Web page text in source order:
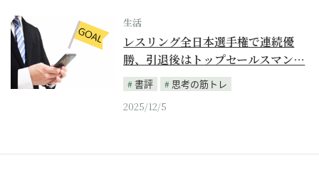
生活
レスリング全日本選手権で連続優
勝、引退後はトップセールスマン…
書評
思考の筋トレ
2025/12/5